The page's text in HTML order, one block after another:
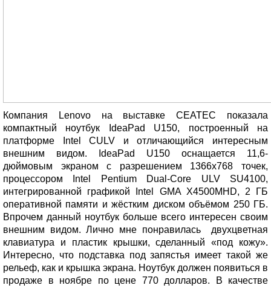
Компания Lenovo на выставке CEATEС показала
компактный ноутбук IdeaPad U150, построенный на
платформе Intel CULV и отличающийся интересным
внешним видом. IdeaPad U150 оснащается 11,6-
дюймовым экраном с разрешением 1366х768 точек,
процессором Intel Pentium Dual-Core ULV SU4100,
интегрированной графикой Intel GMA X4500MHD, 2 ГБ
оперативной памяти и жёстким диском объёмом 250 ГБ.
Впрочем данный ноутбук больше всего интересен своим
внешним видом. Лично мне понравилась двухцветная
клавиатура и пластик крышки, сделанный «под кожу».
Интересно, что подставка под запястья имеет такой же
рельеф, как и крышка экрана. Ноутбук должен появиться в
продаже в ноябре по цене 770 долларов. В качестве